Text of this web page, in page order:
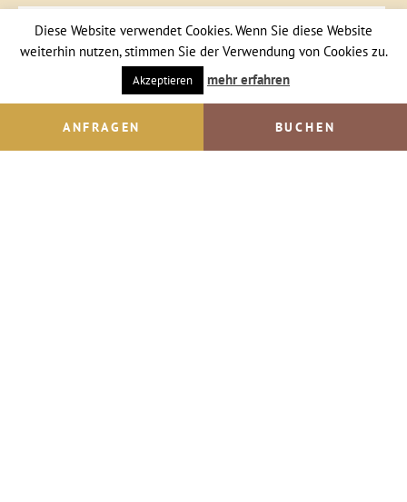
ANFRAGEN BUCHEN
Diese Website verwendet Cookies. Wenn Sie diese Website
weiterhin nutzen, stimmen Sie der Verwendung von Cookies zu.
Akzeptieren mehr erfahren